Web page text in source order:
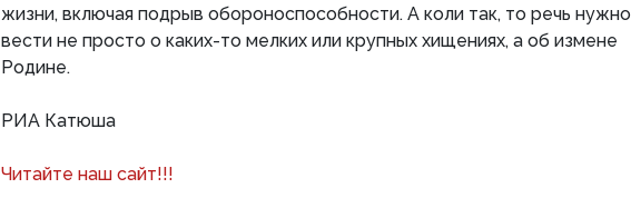
жизни, включая подрыв обороноспособности. А коли так, то речь нужно
вести не просто о каких-то мелких или крупных хищениях, а об измене
Родине.
РИА Катюша
Читайте наш сайт!!!